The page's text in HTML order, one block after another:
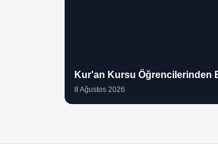
Kur'an Kursu Öğrencilerinden
8 Ağustos 2026